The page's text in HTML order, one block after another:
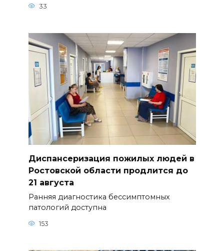
33
Диспансеризация пожилых людей в
Ростовской области продлится до
21 августа
Ранняя диагностика бессимптомных
патологий доступна
153